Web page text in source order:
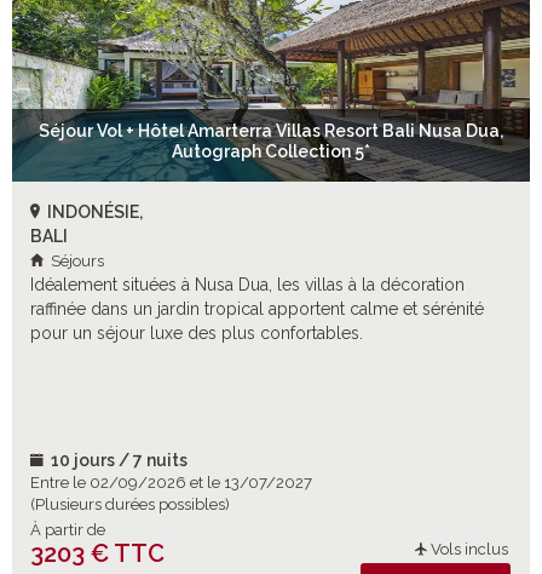
Séjour Vol + Hôtel Amarterra Villas Resort Bali Nusa Dua,
Autograph Collection 5*
INDONÉSIE,
BALI
Séjours
Idéalement situées à Nusa Dua, les villas à la décoration
raffinée dans un jardin tropical apportent calme et sérénité
pour un séjour luxe des plus confortables.
10 jours / 7 nuits
Entre le 02/09/2026 et le 13/07/2027
(Plusieurs durées possibles)
À partir de
3203 € TTC Vols inclus